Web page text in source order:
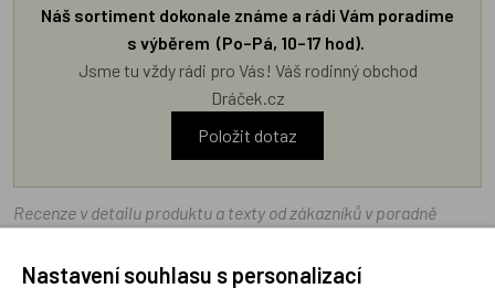
Náš sortiment dokonale známe a rádi Vám poradíme
s výběrem (Po–Pá, 10–17 hod).
Jsme tu vždy rádi pro Vás! Váš rodinný obchod
Dráček.cz
Položit dotaz
Recenze v detailu produktu a texty od zákazníků v poradně
e-shopu Dráček.cz texty zákazníků předem neschvaluje ani
Nastavení souhlasu s personalizací